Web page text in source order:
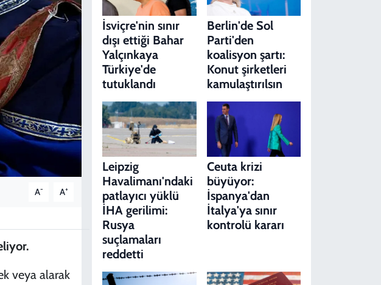
A- A+
veya alarak
İsviçre'nin sınır
dışı ettiği Bahar
Yalçınkaya
Türkiye'de
tutuklandı
Berlin'de Sol
Parti'den
koalisyon şartı:
Konut şirketleri
kamulaştırılsın
Leipzig
Havalimanı'ndaki
patlayıcı yüklü
İHA gerilimi:
Rusya
suçlamaları
reddetti
Ceuta krizi
büyüyor:
İspanya'dan
İtalya'ya sınır
kontrolü kararı